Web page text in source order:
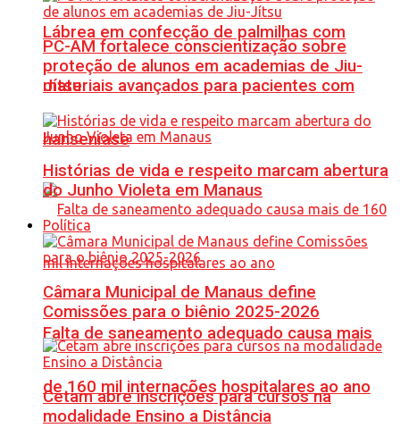
Lábrea em confecção de palmilhas com
materiais avançados para pacientes com
hanseníase
Falta de saneamento adequado causa mais
de 160 mil internações hospitalares ao ano
PC-AM fortalece conscientização sobre
proteção de alunos em academias de Jiu-
Jítsu
Histórias de vida e respeito marcam abertura
do Junho Violeta em Manaus
Política
Câmara Municipal de Manaus define
Comissões para o biênio 2025-2026
Cetam abre inscrições para cursos na
modalidade Ensino a Distância